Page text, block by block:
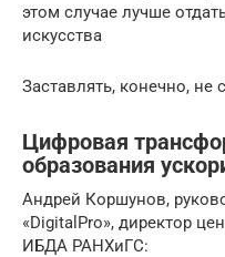
этом случае лучше
искусства
Заставлять, конечно, не
Цифровая
образования
Андрей Коршунов,
«DigitalPro», директор
ИБДА РАНХиГС: